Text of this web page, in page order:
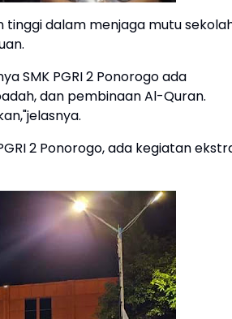
dalam menjaga mutu
SMK PGRI 2 Ponorogo ada
dan pembinaan Al-Quran.
2 Ponorogo, ada kegiatan